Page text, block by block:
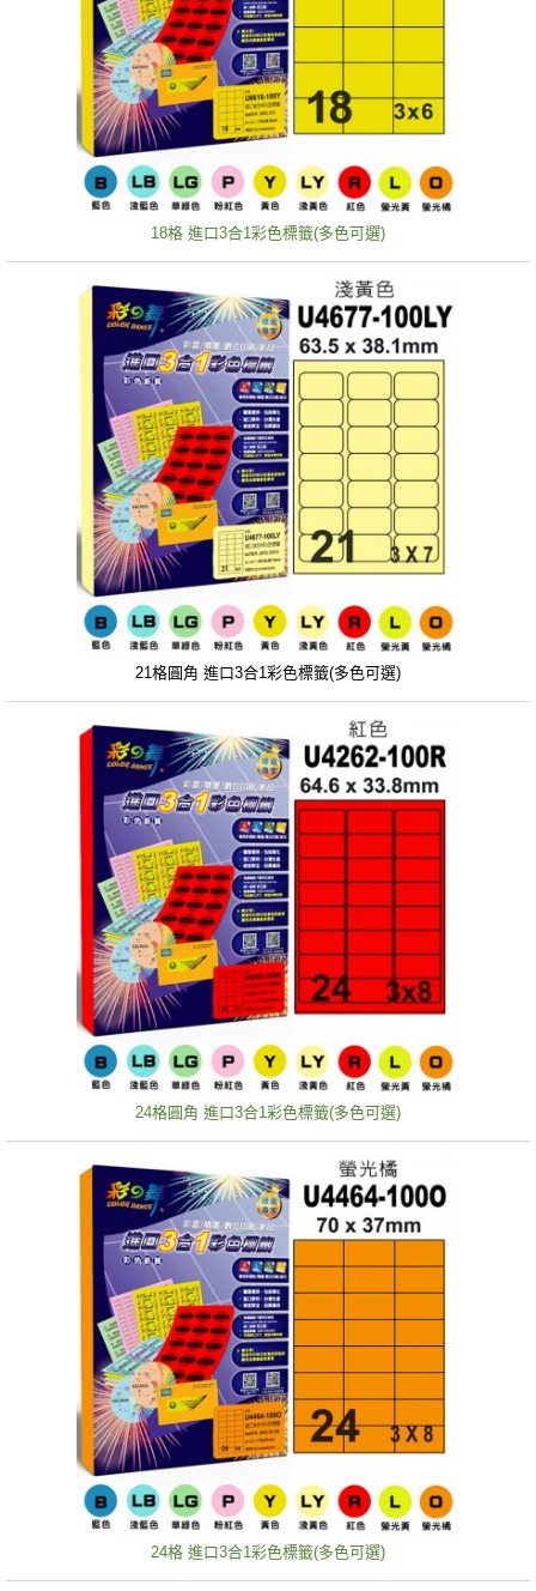
18格 進口3合1彩色標籤(多色可選)
21格圓角 進口3合1彩色標籤(多色可選)
24格圓角 進口3合1彩色標籤(多色可選)
24格 進口3合1彩色標籤(多色可選)